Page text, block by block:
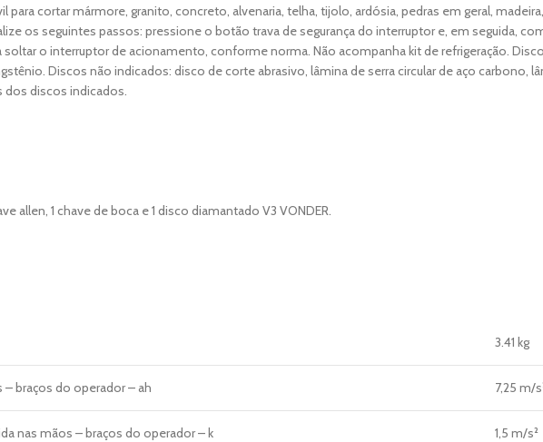
para cortar mármore, granito, concreto, alvenaria, telha, tijolo, ardósia, pedras em geral,
os seguintes passos: pressione o botão trava de segurança do interruptor e, em seguida,
soltar o interruptor de acionamento, conforme norma. Não acompanha kit de refrigeração.
Discos não indicados: disco de corte abrasivo, lâmina de serra circular de aço carbono,
discos indicados.
allen, 1 chave de boca e 1 disco diamantado V3 VONDER.
3.41 kg
braços do operador – ah 7,25 m/
nas mãos – braços do operador – k 1,5 m/s²